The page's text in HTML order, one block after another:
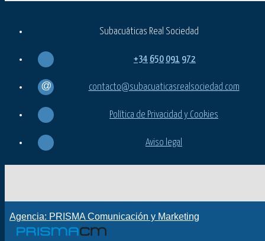
Subacuáticas Real Sociedad
+34 650 091 972
contacto@subacuaticasrealsociedad.com
Política de Privacidad y Cookies
Aviso legal
Agencia: PRISMA Comunicación y Marketing